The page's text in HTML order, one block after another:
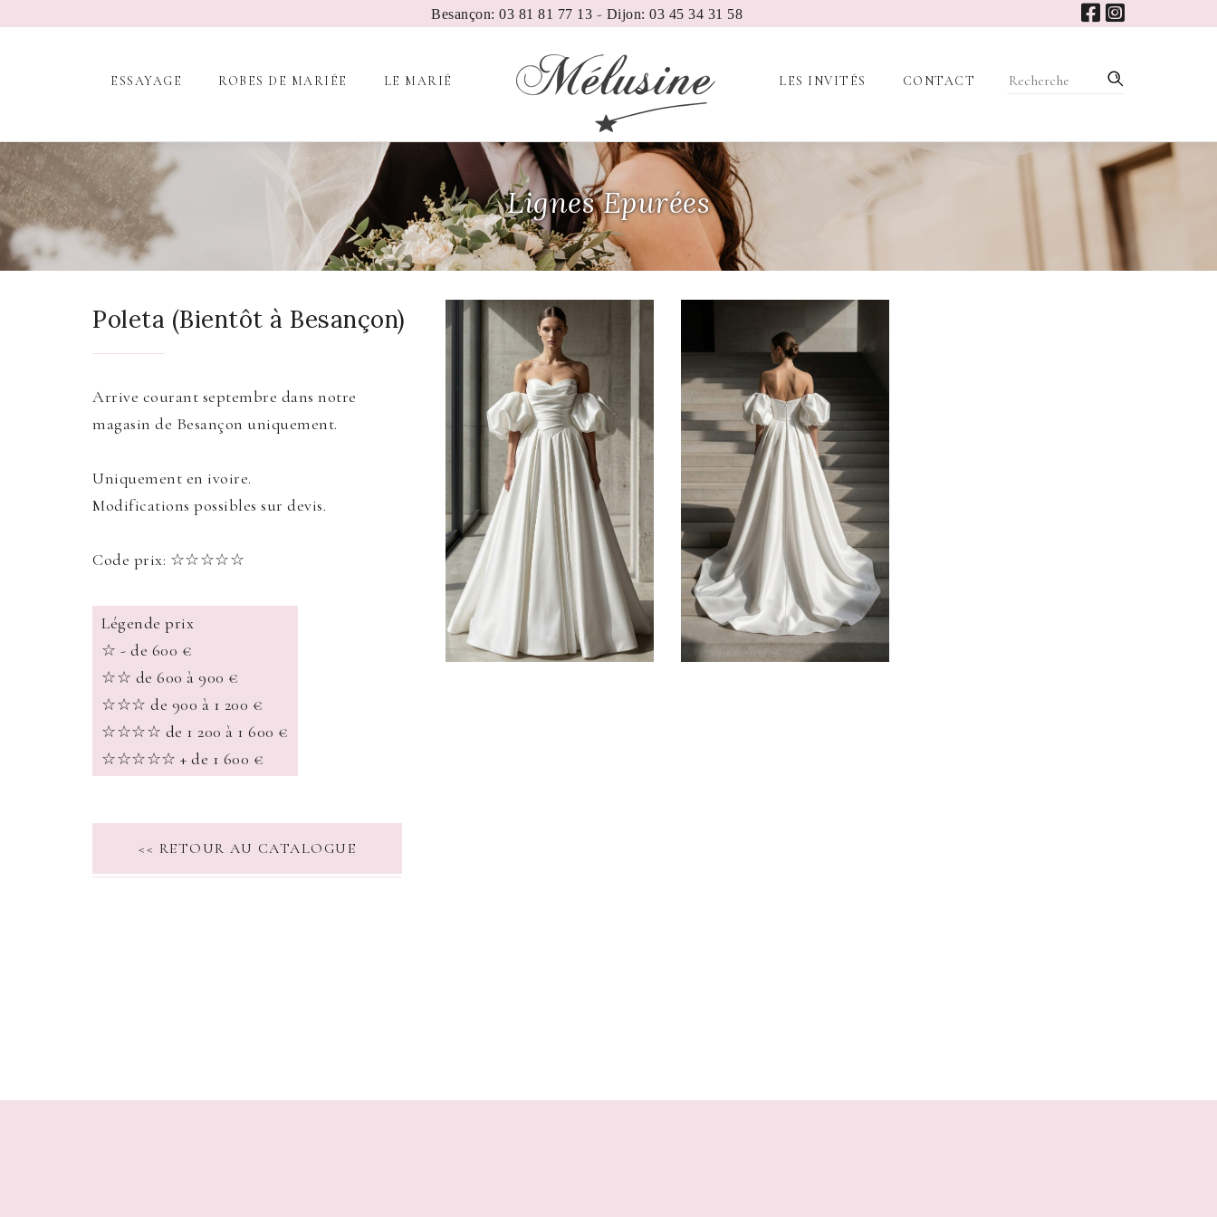
Besançon: 03 81 81 77 13 - Dijon: 03 45 34 31 58
ESSAYAGE ROBES DE MARIÉE LE MARIÉ LES INVITÉS CONTACT
Lignes Epurées
Poleta (Bientôt à Besançon)
Arrive courant septembre dans notre
magasin de Besançon uniquement.
Uniquement en ivoire.
Modifications possibles sur devis.
Code prix: ☆☆☆☆☆
Légende prix
☆ - de 600 €
☆☆ de 600 à 900 €
☆☆☆ de 900 à 1 200 €
☆☆☆☆ de 1 200 à 1 600 €
☆☆☆☆☆ + de 1 600 €
<< RETOUR AU CATALOGUE